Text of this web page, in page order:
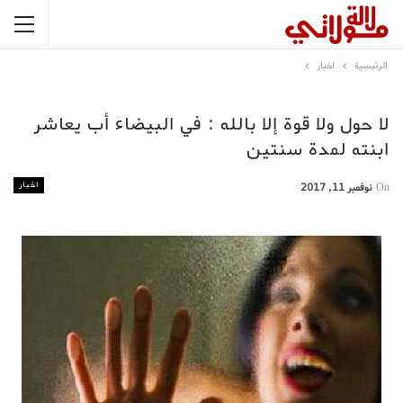
الرئيسية اخبار
لا حول ولا قوة إلا بالله : في البيضاء أب يعاشر
ابنته لمدة سنتين
اخبار On نوفمبر 11, 2017